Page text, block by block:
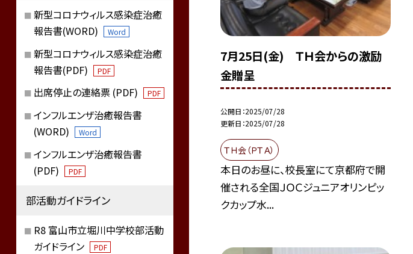
7月25日(金) ＴＨ会からの激励
金贈呈
公開日 2025/07/28
更新日 2025/07/28
ＴＨ会（ＰＴＡ）
本日のお昼に、校長室にて京都府で開
催される全国ＪＯＣジュニアオリンピッ
クカップ水...
新型コロナウィルス感染症治癒
報告書(WORD)
Word
新型コロナウィルス感染症治癒
報告書(PDF)
PDF
出席停止の連絡票 (PDF) PDF
インフルエンザ治癒報告書
(WORD)
Word
インフルエンザ治癒報告書
(PDF)
PDF
部活動ガイドライン
R8 富山市立堀川中学校部活動
ガイドライン
PDF